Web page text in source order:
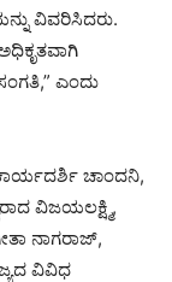
ವಿವರಿಸಿದರು.
ಎಂದು
ಚಾಂದನಿ,
ವಿಜಯಲಕ್ಷ್ಮಿ,
ನಾಗರಾಜ್,
ವಿವಿಧ